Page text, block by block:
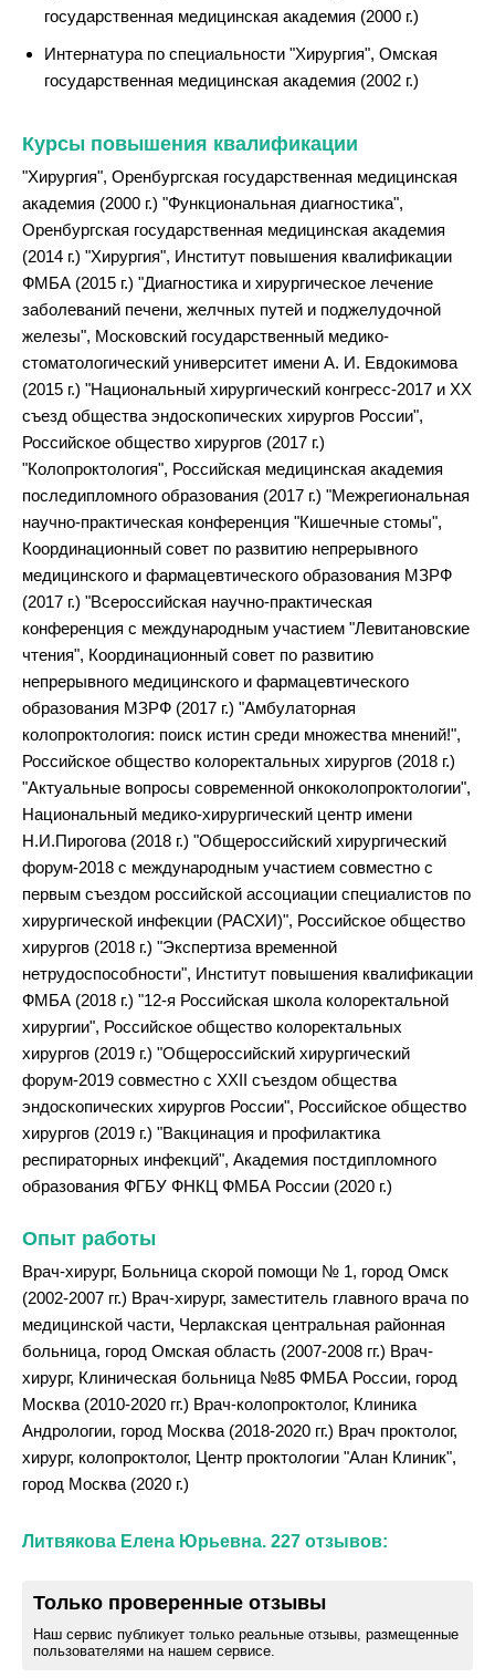
государственная медицинская академия (2000 г.)
Интернатура по специальности "Хирургия", Омская
государственная медицинская академия (2002 г.)
Курсы повышения квалификации
"Хирургия", Оренбургская государственная медицинская
академия (2000 г.) "Функциональная диагностика",
Оренбургская государственная медицинская академия
(2014 г.) "Хирургия", Институт повышения квалификации
ФМБА (2015 г.) "Диагностика и хирургическое лечение
заболеваний печени, желчных путей и поджелудочной
железы", Московский государственный медико-
стоматологический университет имени А. И. Евдокимова
(2015 г.) "Национальный хирургический конгресс-2017 и XX
съезд общества эндоскопических хирургов России",
Российское общество хирургов (2017 г.)
"Колопроктология", Российская медицинская академия
последипломного образования (2017 г.) "Межрегиональная
научно-практическая конференция "Кишечные стомы",
Координационный совет по развитию непрерывного
медицинского и фармацевтического образования МЗРФ
(2017 г.) "Всероссийская научно-практическая
конференция с международным участием "Левитановские
чтения", Координационный совет по развитию
непрерывного медицинского и фармацевтического
образования МЗРФ (2017 г.) "Амбулаторная
колопроктология: поиск истин среди множества мнений!",
Российское общество колоректальных хирургов (2018 г.)
"Актуальные вопросы современной онкоколопроктологии",
Национальный медико-хирургический центр имени
Н.И.Пирогова (2018 г.) "Общероссийский хирургический
форум-2018 с международным участием совместно с
первым съездом российской ассоциации специалистов по
хирургической инфекции (РАСХИ)", Российское общество
хирургов (2018 г.) "Экспертиза временной
нетрудоспособности", Институт повышения квалификации
ФМБА (2018 г.) "12-я Российская школа колоректальной
хирургии", Российское общество колоректальных
хирургов (2019 г.) "Общероссийский хирургический
форум-2019 совместно с XXII съездом общества
эндоскопических хирургов России", Российское общество
хирургов (2019 г.) "Вакцинация и профилактика
респираторных инфекций", Академия постдипломного
образования ФГБУ ФНКЦ ФМБА России (2020 г.)
Опыт работы
Врач-хирург, Больница скорой помощи № 1, город Омск
(2002-2007 гг.) Врач-хирург, заместитель главного врача по
медицинской части, Черлакская центральная районная
больница, город Омская область (2007-2008 гг.) Врач-
хирург, Клиническая больница №85 ФМБА России, город
Москва (2010-2020 гг.) Врач-колопроктолог, Клиника
Андрологии, город Москва (2018-2020 гг.) Врач проктолог,
хирург, колопроктолог, Центр проктологии "Алан Клиник",
город Москва (2020 г.)
Литвякова Елена Юрьевна. 227 отзывов:
Только проверенные отзывы
Наш сервис публикует только реальные отзывы, размещенные
пользователями на нашем сервисе.